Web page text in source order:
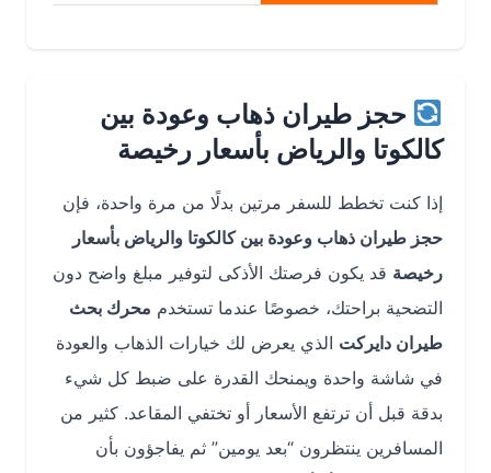
حجز طيران ذهاب وعودة بين
كالكوتا والرياض بأسعار رخيصة
إذا كنت تخطط للسفر مرتين بدلًا من مرة واحدة، فإن
حجز طيران ذهاب وعودة بين كالكوتا والرياض بأسعار
رخيصة قد يكون فرصتك الأذكى لتوفير مبلغ واضح دون
التضحية براحتك، خصوصًا عندما تستخدممحرك بحث
طيران دايركتالذي يعرض لك خيارات الذهاب والعودة
في شاشة واحدة ويمنحك القدرة على ضبط كل شيء
بدقة قبل أن ترتفع الأسعار أو تختفي المقاعد. كثير من
المسافرين ينتظرون “بعد يومين” ثم يفاجؤون بأن